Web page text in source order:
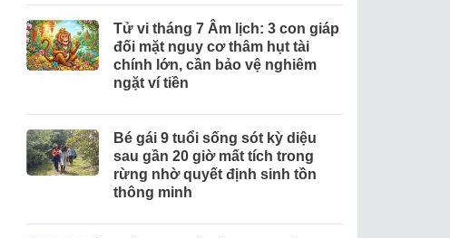
Tử vi tháng 7 Âm lịch: 3 con giáp
đối mặt nguy cơ thâm hụt tài
chính lớn, cần bảo vệ nghiêm
ngặt ví tiền
Bé gái 9 tuổi sống sót kỳ diệu
sau gần 20 giờ mất tích trong
rừng nhờ quyết định sinh tồn
thông minh